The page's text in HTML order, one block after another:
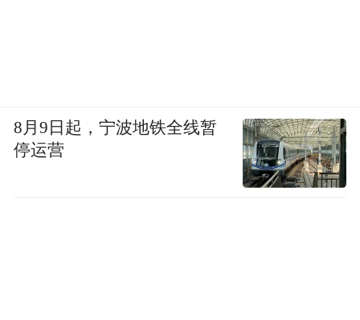
8月9日起，宁波地铁全线暂
停运营